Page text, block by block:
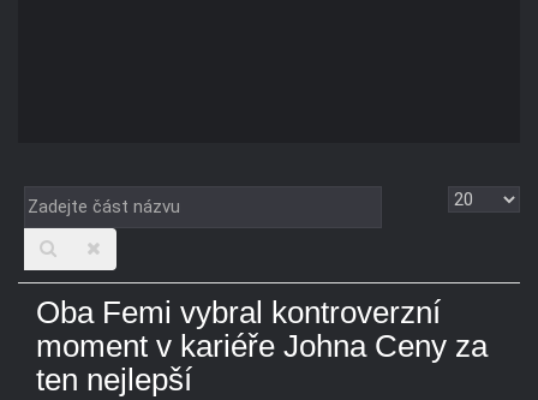
Zadejte
část
názvu
Zobrazit
Oba Femi vybral kontroverzní
moment v kariéře Johna Ceny za
ten nejlepší